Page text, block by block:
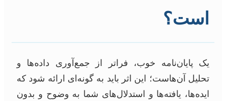
است؟
یک پایان‌نامه خوب، فراتر از جمع‌آوری داده‌ها و
تحلیل آن‌هاست؛ این اثر باید به گونه‌ای ارائه شود که
ایده‌ها، یافته‌ها و استدلال‌های شما به وضوح و بدون